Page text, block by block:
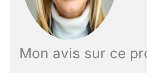
et un bon
selle est faite
fournie
selle lavable
Mon avis sur ce